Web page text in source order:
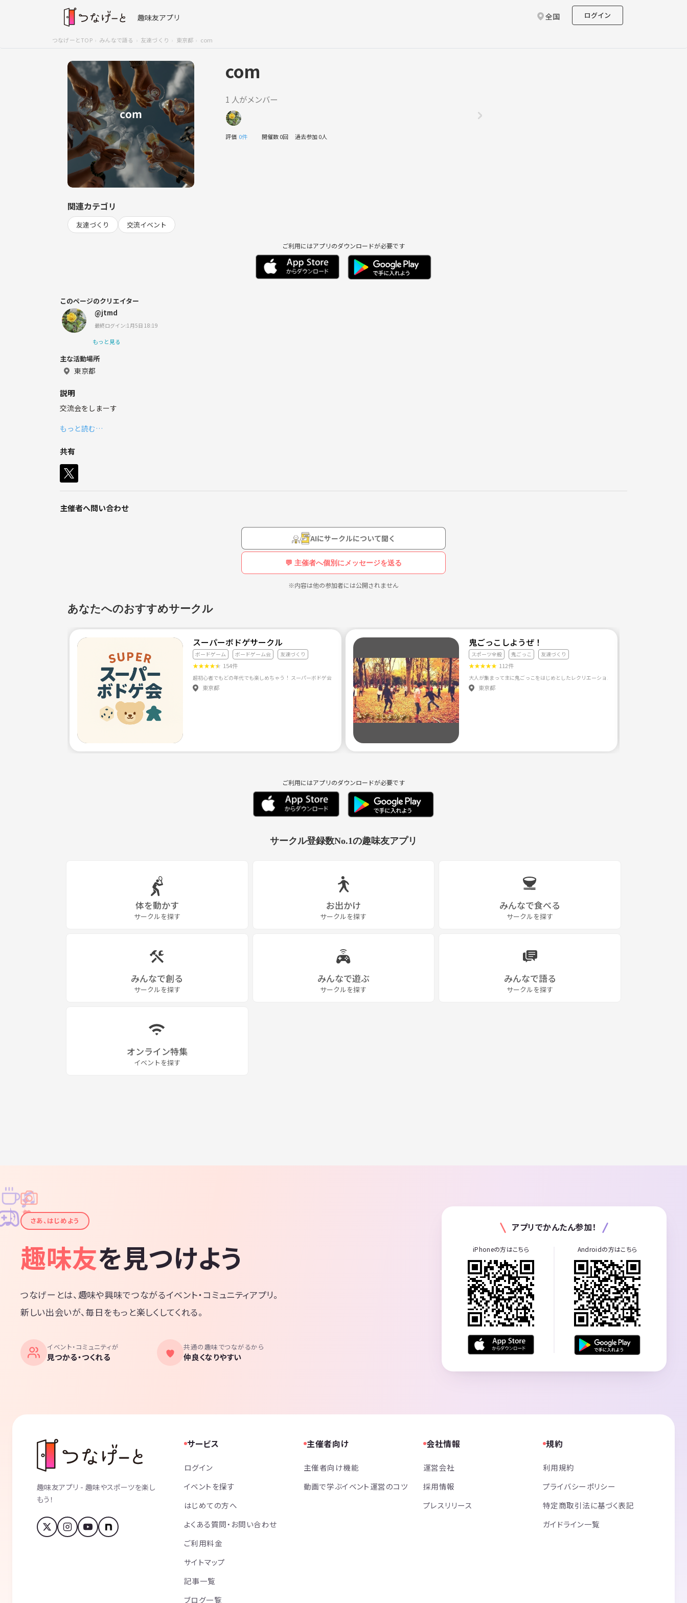
趣味友アプリ 全国 ログイン
つなげーとTOP みんなで語る 友達づくり 東京都 com
com
1 人がメンバー
評価 0件 開催数 0回 過去参加 0人
関連カテゴリ
友達づくり 交流イベント
ご利用にはアプリのダウンロードが必要です
このページのクリエイター
@jtmd
最終ログイン:1月5日 18:19
もっと見る
主な活動場所
東京都
説明
交流会をしまーす
もっと読む…
共有
主催者へ問い合わせ
AIにサークルについて聞く
💬 主催者へ個別にメッセージを送る
※内容は他の参加者には公開されません
あなたへのおすすめサークル
スーパーボドゲサークル
ボードゲーム ボードゲーム会 友達づくり
★★★★★ 154件
東京都
鬼ごっこしようぜ！
スポーツ全般 鬼ごっこ 友達づくり
★★★★★ 112件
東京都
ご利用にはアプリのダウンロードが必要です
サークル登録数No.1の趣味友アプリ
体を動かす
サークルを探す
お出かけ
サークルを探す
みんなで食べる
サークルを探す
みんなで創る
サークルを探す
みんなで遊ぶ
サークルを探す
みんなで語る
サークルを探す
オンライン特集
イベントを探す
✦
✦
✧
✧
♪
♫
さあ、はじめよう
趣味友を見つけよう
つなげーとは、趣味や興味でつながるイベント・コミュニティアプリ。
新しい出会いが、毎日をもっと楽しくしてくれる。
イベント・コミュニティが
見つかる・つくれる
共通の趣味でつながるから
仲良くなりやすい
アプリでかんたん参加！
iPhoneの方はこちら Androidの方はこちら
趣味友アプリ - 趣味やスポーツを楽し
もう！
サービス
ログイン
イベントを探す
はじめての方へ
よくある質問・お問い合わせ
ご利用料金
サイトマップ
記事一覧
ブログ一覧
主催者向け
主催者向け機能
動画で学ぶイベント運営のコツ
会社情報
運営会社
採用情報
プレスリリース
規約
利用規約
プライバシーポリシー
特定商取引法に基づく表記
ガイドライン一覧